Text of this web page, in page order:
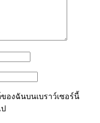
องฉันบนเบราว์เซอร์นี้